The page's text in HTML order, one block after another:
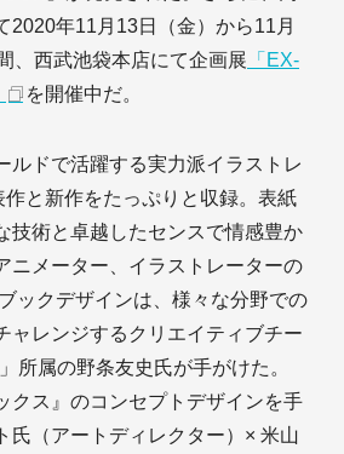
2020年11月13日（金）から11月
、西武池袋本店にて企画展 「EX-
を開催中だ。
ルドで活躍する実力派イラストレ
と新作をたっぷりと収録。表紙
技術と卓越したセンスで情感豊か
ニメーター、イラストレーターの
ックデザインは、様々な分野での
ャレンジするクリエイティブチー
所属の野条友史氏が手がけた。
クス』のコンセプトデザインを手
氏（アートディレクター）× 米山